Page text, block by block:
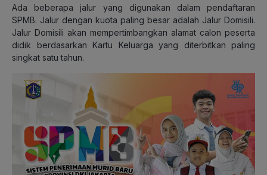
Ada beberapa jalur yang digunakan dalam pendaftaran
SPMB. Jalur dengan kuota paling besar adalah Jalur Domisili.
Jalur Domisili akan mempertimbangkan alamat calon peserta
didik berdasarkan Kartu Keluarga yang diterbitkan paling
singkat satu tahun.